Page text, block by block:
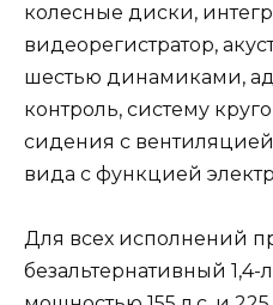
колесные диски,
видеорегистратор,
шестью динамиками,
контроль, систему
сидения с
вида с функцией
Для всех исполнений
безальтернативный